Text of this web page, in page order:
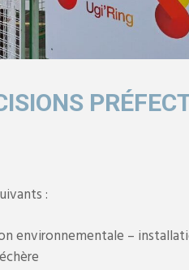
:
environnementale –